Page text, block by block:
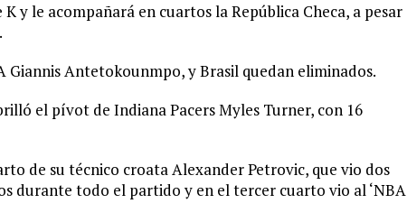
y le acompañará en cuartos la República Checa, a pesar
Antetokounmpo, y Brasil quedan eliminados.
el pívot de Indiana Pacers Myles Turner, con 16
de su técnico croata Alexander Petrovic, que vio dos
durante todo el partido y en el tercer cuarto vio al ‘NBA